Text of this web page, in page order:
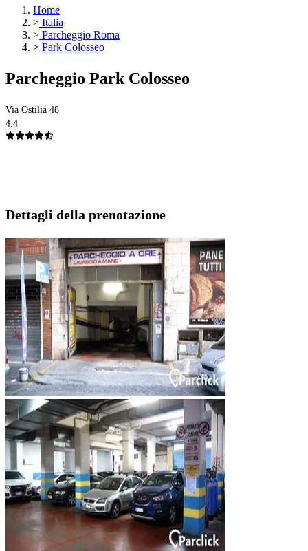
Home
> Italia
> Parcheggio Roma
> Park Colosseo
Parcheggio Park Colosseo
Via Ostilia 48
4.4
Dettagli della prenotazione